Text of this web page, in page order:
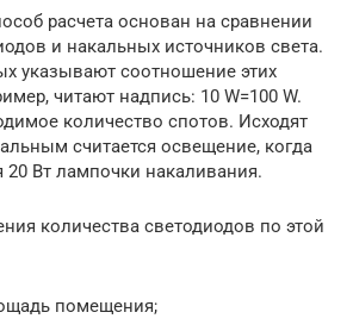
расчета основан на сравнении
и накальных источников света.
указывают соотношение этих
читают надпись: 10 W=100 W.
количество спотов. Исходят
считается освещение, когда
20 Вт лампочки накаливания.
количества светодиодов по этой
помещения;